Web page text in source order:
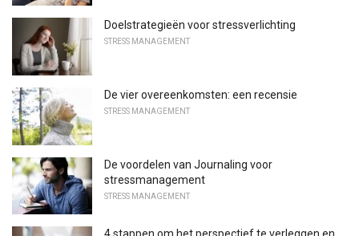
Doelstrategieën voor stressverlichting
STRESS MANAGEMENT
De vier overeenkomsten: een recensie
STRESS MANAGEMENT
De voordelen van Journaling voor
stressmanagement
STRESS MANAGEMENT